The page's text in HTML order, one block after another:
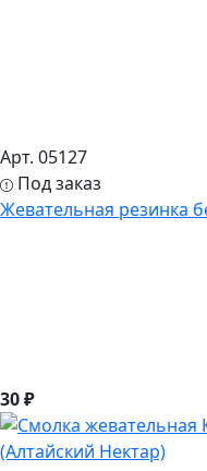
Арт. 05127
Под заказ
Жевательная резинка
30 ₽